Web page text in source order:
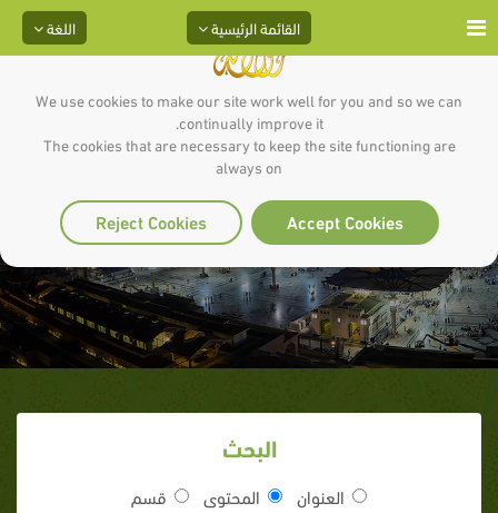
We use cookies to make our site work well for you and so we can
continually improve it.
The cookies that are necessary to keep the site functioning are
always on
Accept Cookies
Reject Cookies
اللغة القائمة الرئيسية
سُنَّة التغني بالقرآن
البحث
العنوان المحتوى قسم